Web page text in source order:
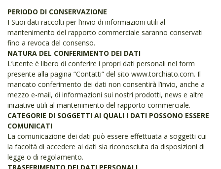
PERIODO DI CONSERVAZIONE
I Suoi dati raccolti per l’invio di informazioni utili al
mantenimento del rapporto commerciale saranno conservati
fino a revoca del consenso.
NATURA DEL CONFERIMENTO DEI DATI
L’utente è libero di conferire i propri dati personali nel form
presente alla pagina “Contatti” del sito www.torchiato.com. Il
mancato conferimento dei dati non consentirà l’invio, anche a
mezzo e-mail, di informazioni sui nostri prodotti, news e altre
iniziative utili al mantenimento del rapporto commerciale.
CATEGORIE DI SOGGETTI AI QUALI I DATI POSSONO ESSERE
COMUNICATI
La comunicazione dei dati può essere effettuata a soggetti cui
la facoltà di accedere ai dati sia riconosciuta da disposizioni di
legge o di regolamento.